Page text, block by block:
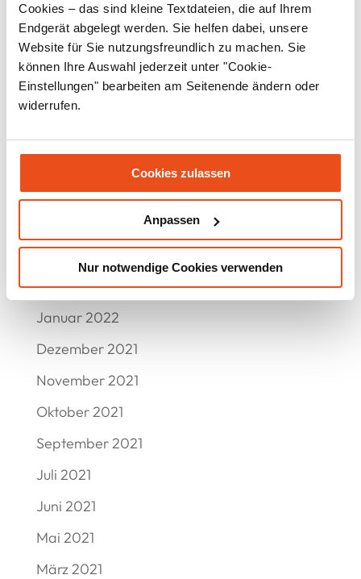
Cookies – das sind kleine Textdateien, die auf Ihrem
Endgerät abgelegt werden. Sie helfen dabei, unsere
Website für Sie nutzungsfreundlich zu machen. Sie
können Ihre Auswahl jederzeit unter "Cookie-
Einstellungen" bearbeiten am Seitenende ändern oder
widerrufen.
Cookies zulassen
Anpassen
Nur notwendige Cookies verwenden
Oktober 2022
September 2022
August 2022
Juni 2022
Mai 2022
März 2022
Februar 2022
Januar 2022
Dezember 2021
November 2021
Oktober 2021
September 2021
Juli 2021
Juni 2021
Mai 2021
März 2021